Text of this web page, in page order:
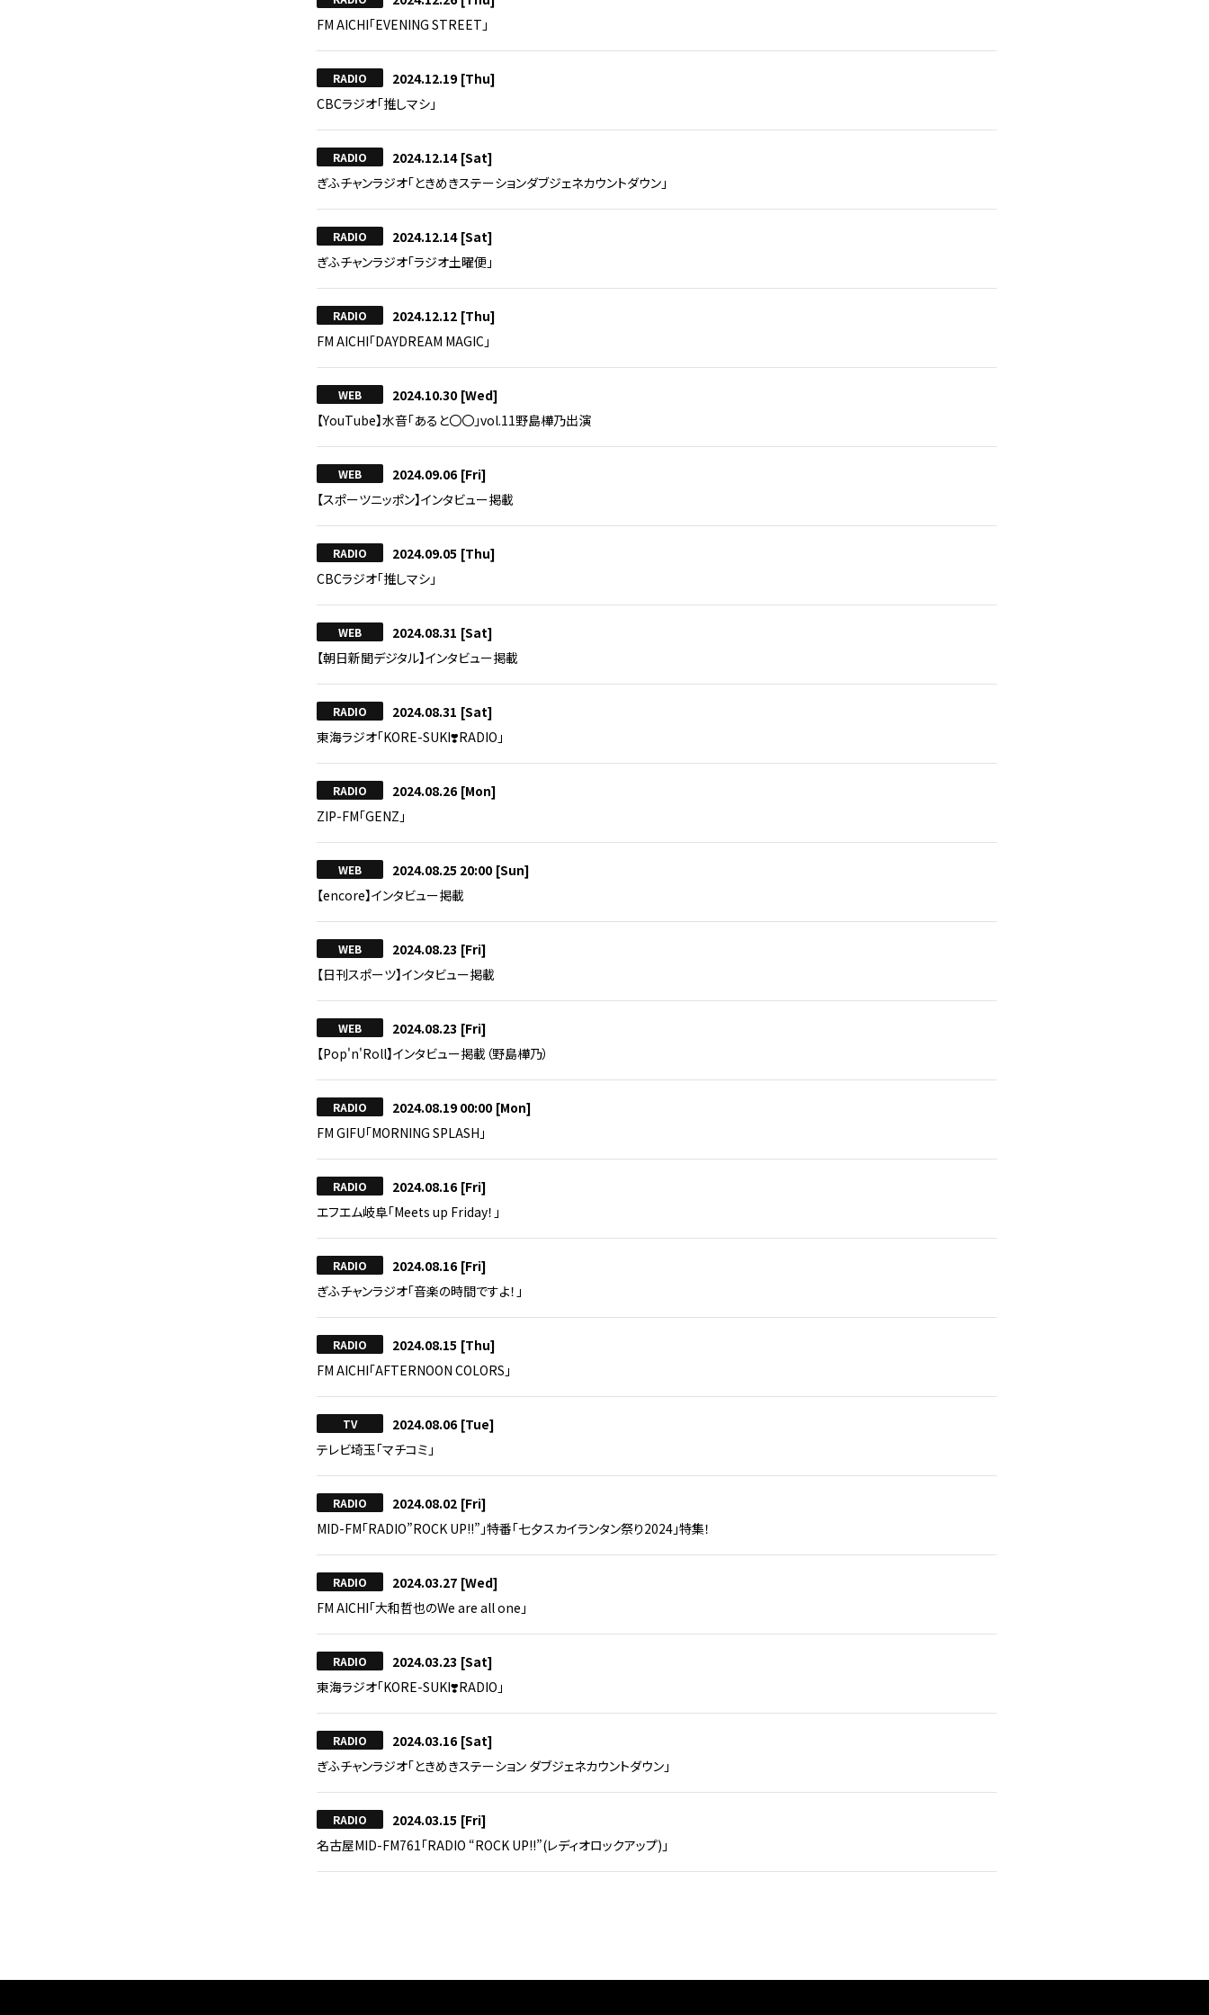
FM AICHI「EVENING STREET」
RADIO 2024.12.19 [Thu]
CBCラジオ「推しマシ」
RADIO 2024.12.14 [Sat]
ぎふチャンラジオ「ときめきステーションダブジェネカウントダウン」
RADIO 2024.12.14 [Sat]
ぎふチャンラジオ「ラジオ土曜便」
RADIO 2024.12.12 [Thu]
FM AICHI「DAYDREAM MAGIC」
WEB 2024.10.30 [Wed]
【YouTube】水音｢あると〇〇｣vol.11野島樺乃出演
WEB 2024.09.06 [Fri]
【スポーツニッポン】インタビュー掲載
RADIO 2024.09.05 [Thu]
CBCラジオ「推しマシ」
WEB 2024.08.31 [Sat]
【朝日新聞デジタル】インタビュー掲載
RADIO 2024.08.31 [Sat]
東海ラジオ「KORE-SUKI❣️RADIO」
RADIO 2024.08.26 [Mon]
ZIP-FM「GENZ」
WEB 2024.08.25 20:00 [Sun]
【encore】インタビュー掲載
WEB 2024.08.23 [Fri]
【日刊スポーツ】インタビュー掲載
WEB 2024.08.23 [Fri]
【Pop'n'Roll】インタビュー掲載（野島樺乃）
RADIO 2024.08.19 00:00 [Mon]
FM GIFU「MORNING SPLASH」
RADIO 2024.08.16 [Fri]
エフエム岐阜「Meets up Friday！」
RADIO 2024.08.16 [Fri]
ぎふチャンラジオ「音楽の時間ですよ！」
RADIO 2024.08.15 [Thu]
FM AICHI「AFTERNOON COLORS」
TV 2024.08.06 [Tue]
テレビ埼玉「マチコミ」
RADIO 2024.08.02 [Fri]
MID-FM「RADIO”ROCK UP!!”」特番「七夕スカイランタン祭り2024」特集！
RADIO 2024.03.27 [Wed]
FM AICHI「大和哲也のWe are all one」
RADIO 2024.03.23 [Sat]
東海ラジオ「KORE-SUKI❣️RADIO」
RADIO 2024.03.16 [Sat]
ぎふチャンラジオ「ときめきステーション ダブジェネカウントダウン」
RADIO 2024.03.15 [Fri]
名古屋MID-FM761「RADIO “ROCK UP!!”(レディオロックアップ)」